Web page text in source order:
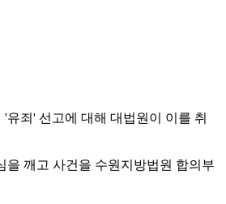
죄' 선고에 대해 대법원이 이를 취
을 깨고 사건을 수원지방법원 합의부